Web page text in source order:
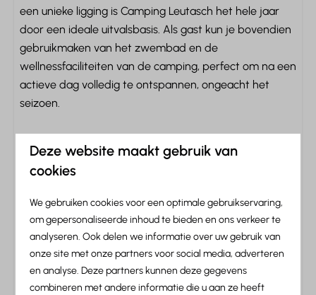
Veiligheid
Rookmelder
Kluis
Brandblusser
Flatscreen TV
Smart TV
Streamingsdiensten
Familie/Kinderen
Babybedje (bij te reserveren)
Faciliteiten
een unieke ligging is Camping Leutasch het hele jaar
door een ideale uitvalsbasis. Als gast kun je bovendien
gebruikmaken van het zwembad en de
wellnessfaciliteiten van de camping, perfect om na een
actieve dag volledig te ontspannen, ongeacht het
seizoen.
Informatie over Camping
Leutasch
Kortom: Camping Leutasch
Deze website maakt gebruik van
cookies
We gebruiken cookies voor een optimale gebruikservaring,
om gepersonaliseerde inhoud te bieden en ons verkeer te
analyseren. Ook delen we informatie over uw gebruik van
onze site met onze partners voor social media, adverteren
en analyse. Deze partners kunnen deze gegevens
combineren met andere informatie die u aan ze heeft